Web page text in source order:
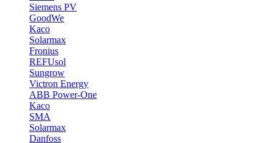
Siemens PV
GoodWe
Kaco
Solarmax
Fronius
REFUsol
Sungrow
Victron Energy
ABB Power-One
Kaco
SMA
Solarmax
Danfoss